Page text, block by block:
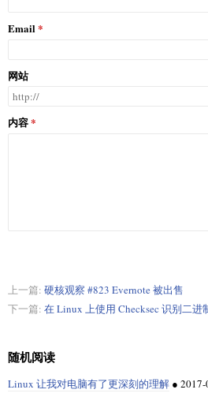
Email
网站
内容
上一篇: 硬核观察 #823 Evernote 被出售
下一篇: 在 Linux 上使用 Checksec 识别二进
随机阅读
Linux 让我对电脑有了更深刻的理解 ● 2017-